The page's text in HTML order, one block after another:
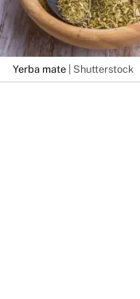
Yerba mate | Shutterstock